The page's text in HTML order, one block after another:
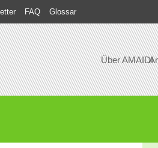
FAQ Glossar
Über AMAIDI